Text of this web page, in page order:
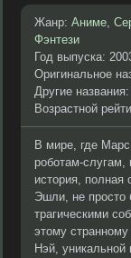
Жанр: Аниме,
Фэнтези
Год выпуска:
Оригинальное
Другие
Возрастной
В мире, где
роботам-слугам,
история, полная
Эшли, не просто
трагическими
этому
Нэй,